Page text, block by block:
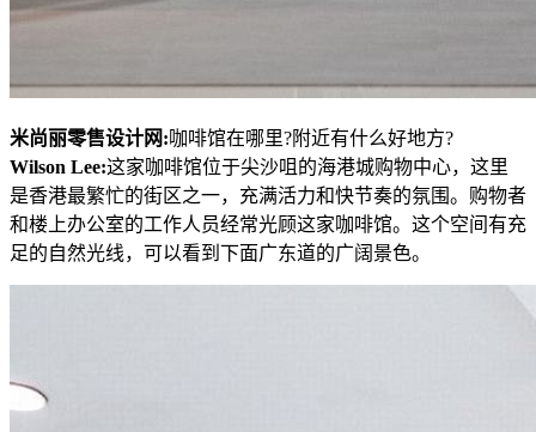
米尚丽零售设计网:咖啡馆在哪里?附近有什么好地方?
Wilson Lee:这家咖啡馆位于尖沙咀的海港城购物中心，这里
是香港最繁忙的街区之一，充满活力和快节奏的氛围。购物者
和楼上办公室的工作人员经常光顾这家咖啡馆。这个空间有充
足的自然光线，可以看到下面广东道的广阔景色。